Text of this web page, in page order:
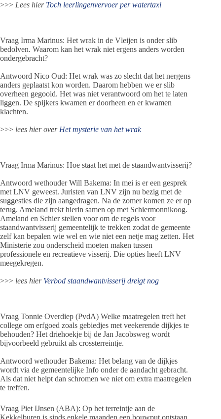
>>> Lees hier Toch leerlingenvervoer per watertaxi
Vraag Irma Marinus: Het wrak in de Vleijen is onder slib
bedolven. Waarom kan het wrak niet ergens anders worden
ondergebracht?
Antwoord Nico Oud: Het wrak was zo slecht dat het nergens
anders geplaatst kon worden. Daarom hebben we er slib
overheen gegooid. Het was niet verantwoord om het te laten
liggen. De spijkers kwamen er doorheen en er kwamen
klachten.
>>> lees hier over Het mysterie van het wrak
Vraag Irma Marinus: Hoe staat het met de staandwantvisserij?
Antwoord wethouder Will Bakema: In mei is er een gesprek
met LNV geweest. Juristen van LNV zijn nu bezig met de
suggesties die zijn aangedragen. Na de zomer komen ze er op
terug. Ameland trekt hierin samen op met Schiermonnikoog.
Ameland en Schier stellen voor om de regels voor
staandwantvisserij gemeentelijk te trekken zodat de gemeente
zelf kan bepalen wie wel en wie niet een netje mag zetten. Het
Ministerie zou onderscheid moeten maken tussen
professionele en recreatieve visserij. Die opties heeft LNV
meegekregen.
>>> lees hier Verbod staandwantvisserij dreigt nog
Vraag Tonnie Overdiep (PvdA) Welke maatregelen treft het
college om erfgoed zoals gebiedjes met veekerende dijkjes te
behouden? Het driehoekje bij de Jan Jacobsweg wordt
bijvoorbeeld gebruikt als crossterreintje.
Antwoord wethouder Bakema: Het belang van de dijkjes
wordt via de gemeentelijke Info onder de aandacht gebracht.
Als dat niet helpt dan schromen we niet om extra maatregelen
te treffen.
Vraag Piet IJnsen (ABA): Op het terreintje aan de
Kekkelburen is sinds enkele maanden een bouwput ontstaan.